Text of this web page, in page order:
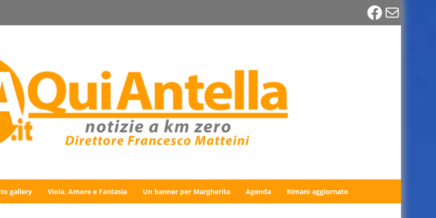
Email
gallery Viola, Amore e Fantasia Un banner per Margherita Agenda Rimani aggiornato